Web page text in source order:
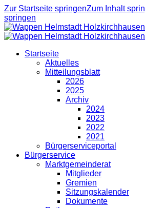
Zur Startseite springenZum Inhalt
springen
Startseite
Aktuelles
Mitteilungsblatt
2026
2025
Archiv
2024
2023
2022
2021
Bürgerserviceportal
Bürgerservice
Marktgemeinderat
Mitglieder
Gremien
Sitzungskalender
Dokumente